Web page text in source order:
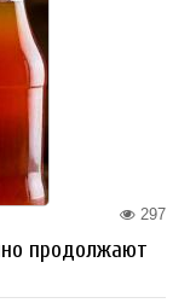
297
продолжают